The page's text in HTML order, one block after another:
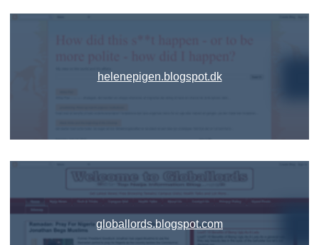
helenepigen.blogspot.dk
globallords.blogspot.com